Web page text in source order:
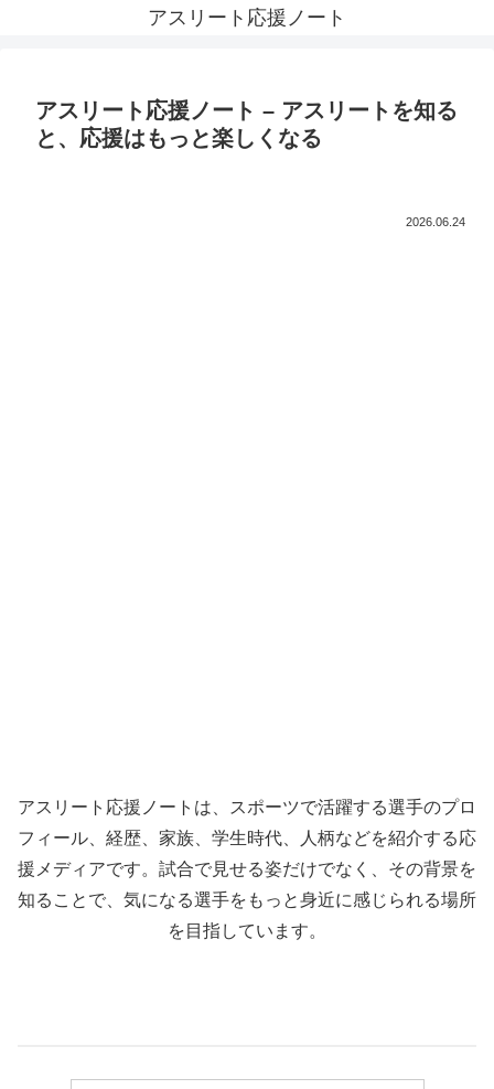
アスリート応援ノート
アスリート応援ノート – アスリートを知る
と、応援はもっと楽しくなる
2026.06.24
アスリート応援ノートは、スポーツで活躍する選手のプロ
フィール、経歴、家族、学生時代、人柄などを紹介する応
援メディアです。試合で見せる姿だけでなく、その背景を
知ることで、気になる選手をもっと身近に感じられる場所
を目指しています。